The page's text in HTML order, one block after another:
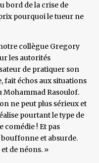
bord de la crise de
pourquoi le tueur ne
collègue Gregory
les autorités
de pratiquer son
fait échos aux situations
Mohammad Rasoulof.
ne peut plus sérieux et
pourtant le type de
comédie ! Et pas
bouffonne et absurde.
de néons. »